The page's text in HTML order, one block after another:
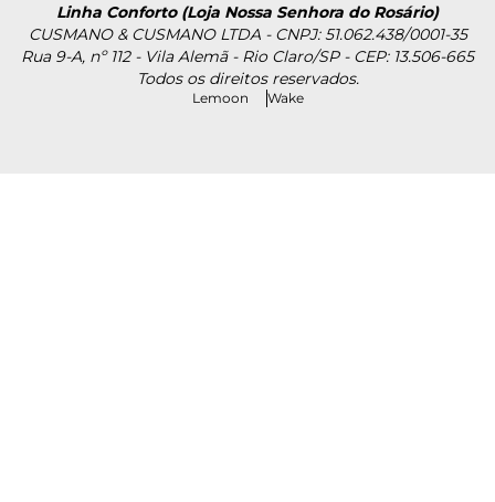
Linha Conforto (Loja Nossa Senhora do Rosário)
CUSMANO & CUSMANO LTDA - CNPJ: 51.062.438/0001-35
Rua 9-A, nº 112 - Vila Alemã - Rio Claro/SP - CEP: 13.506-665
Todos os direitos reservados.
Lemoon Wake